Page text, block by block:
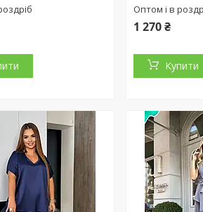
Оптом і в
1 270 ₴
Купити